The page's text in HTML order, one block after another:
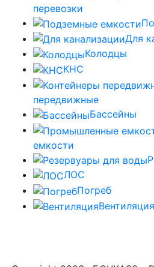
перевозки
Для
Колодцы
КНС
передвижные
Бассейны
емкости
ЛОС
Погреб
Вентиляция